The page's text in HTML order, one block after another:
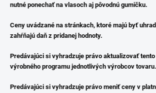
nutné ponechať na vlasoch aj pôvodnú gumičku.
Ceny uvádzané na stránkach, ktoré majú byť
zahŕňajú daň z pridanej hodnoty.
Predávajúci si vyhradzuje právo aktualizovať
výrobného programu jednotlivých výrobcov tovaru.
Predávajúci si vyhradzuje právo meniť ceny v